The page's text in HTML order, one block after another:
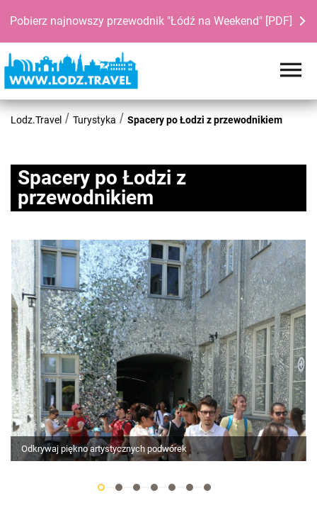
Pobierz najnowszy przewodnik "Łódź na Weekend" [PDF]
Lodz.Travel Turystyka Spacery po Łodzi z przewodnikiem
Spacery po Łodzi z
przewodnikiem
Odkrywaj piękno artystycznych podwórek